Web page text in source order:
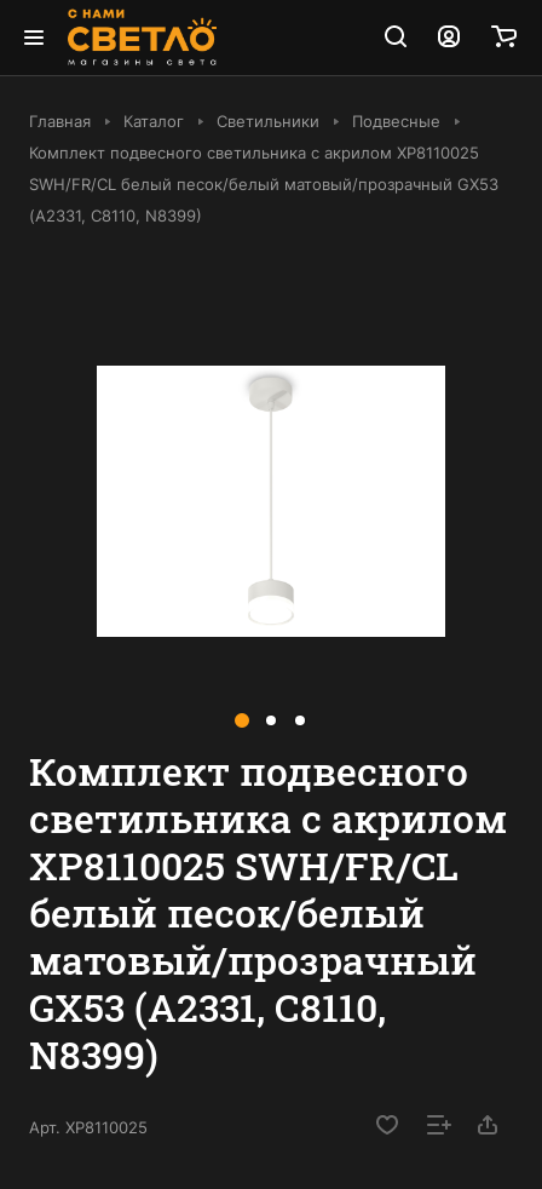
Главная Каталог Светильники
Подвесные
Комплект подвесного светильника с акрилом XP8110025
SWH/FR/CL белый песок/белый матовый/прозрачный GX53
(A2331, С8110, N8399)
Комплект подвесного
светильника с акрилом
XP8110025 SWH/FR/CL
белый песок/белый
матовый/прозрачный
GX53 (A2331, С8110,
N8399)
Арт. XP8110025